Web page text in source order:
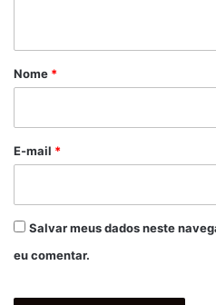
r
*
Nome *
E-mail *
Salvar meus dados neste
eu comentar.